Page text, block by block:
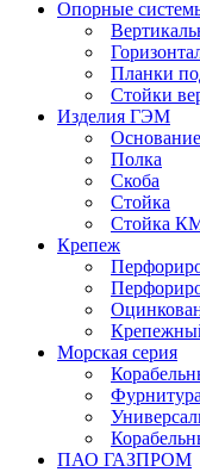
Опорные
Планки
Стойки
Изделия ГЭМ
Полка
Скоба
Стойка
Стойка
Крепеж
Морская серия
Фурнитура
ПАО ГАЗПРОМ